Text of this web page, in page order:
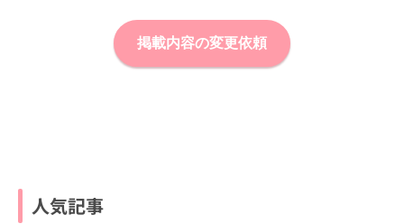
掲載内容の変更依頼
人気記事